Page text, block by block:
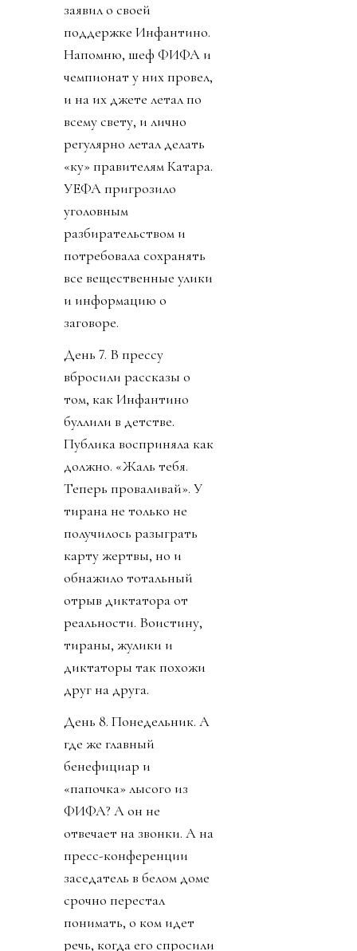
заявил о своей
поддержке Инфантино.
Напомню, шеф ФИФА и
чемпионат у них провел,
и на их джете летал по
всему свету, и лично
регулярно летал делать
«ку» правителям Катара.
УЕФА пригрозило
уголовным
разбирательством и
потребовала сохранять
все вещественные улики
и информацию о
заговоре.
День 7. В прессу
вбросили рассказы о
том, как Инфантино
буллили в детстве.
Публика восприняла как
должно. «Жаль тебя.
Теперь проваливай». У
тирана не только не
получилось разыграть
карту жертвы, но и
обнажило тотальный
отрыв диктатора от
реальности. Воистину,
тираны, жулики и
диктаторы так похожи
друг на друга.
День 8. Понедельник. А
где же главный
бенефициар и
«папочка» лысого из
ФИФА? А он не
отвечает на звонки. А на
пресс-конференции
заседатель в белом доме
срочно перестал
понимать, о ком идет
речь, когда его спросили